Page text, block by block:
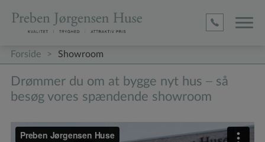
Forside > Showroom
Drømmer du om at bygge nyt hus – så
besøg vores spændende showroom
(required)
(required)
(required)